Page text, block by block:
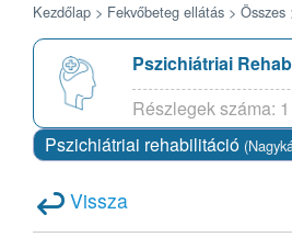
Kezdőlap > Fekvőbeteg ellátás > Összes
Pszichiátriai
Részlegek száma: 1
Pszichiátriai rehabilitáció
Vissza